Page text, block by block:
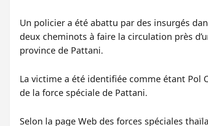
Un policier a été abattu par des insurgés
deux cheminots à faire la circulation près
province de Pattani.
La victime a été identifiée comme étant Pol
de la force spéciale de Pattani.
Selon la page Web des forces spéciales